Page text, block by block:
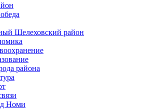
Шелеховский район
района
Номи